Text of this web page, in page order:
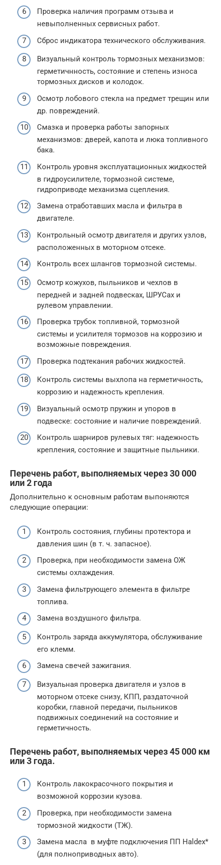
Проверка наличия программ отзыва и
невыполненных сервисных работ.
Сброс индикатора технического обслуживания.
Визуальный контроль тормозных механизмов:
герметичнность, состояние и степень износа
тормозных дисков и колодок.
Осмотр лобового стекла на предмет трещин или
др. повреждений.
Смазка и проверка работы запорных
механизмов: дверей, капота и люка топливного
бака.
Контроль уровня эксплуатационных жидкостей
в гидроусилителе, тормозной системе,
гидроприводе механизма сцепления.
Замена отработавших масла и фильтра в
двигателе.
Контрольный осмотр двигателя и других узлов,
расположенных в моторном отсеке.
Контроль всех шлангов тормозной системы.
Осмотр кожухов, пыльников и чехлов в
передней и задней подвесках, ШРУСах и
рулевом управлении.
Проверка трубок топливной, тормозной
системы и усилителя тормозов на коррозию и
возможные повреждения.
Проверка подтекания рабочих жидкостей.
Контроль системы выхлопа на герметичность,
коррозию и надежность крепления.
Визуальный осмотр пружин и упоров в
подвеске: состояние и наличие повреждений.
Контроль шарниров рулевых тяг: надежность
крепления, состояние и защитные пыльники.
Перечень работ, выполняемых через 30 000
или 2 года
Дополнительно к основным работам выпоняются
следующие операции:
Контроль состояния, глубины протектора и
давления шин (в т. ч. запасное).
Проверка, при необходимости замена ОЖ
системы охлаждения.
Замена фильтрующего элемента в фильтре
топлива.
Замена воздушного фильтра.
Контроль заряда аккумулятора, обслуживание
его клемм.
Замена свечей зажигания.
Визуальная проверка двигателя и узлов в
моторном отсеке снизу, КПП, раздаточной
коробки, главной передачи, пыльников
подвижных соединений на состояние и
герметичность.
Перечень работ, выполняемых через 45 000 км
или 3 года.
Контроль лакокрасочного покрытия и
возможной коррозии кузова.
Проверка, при необходимости замена
тормозной жидкости (ТЖ).
Замена масла в муфте подключения ПП Haldex*
(для полноприводных авто).